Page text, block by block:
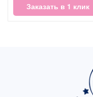
Заказать в 1 клик